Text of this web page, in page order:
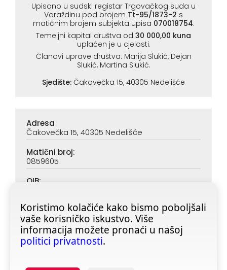
Koristimo kolačiće kako bismo poboljšali
vaše korisničko iskustvo. Više
informacija možete pronaći u našoj
politici privatnosti.
Upisano u sudski registar Trgovačkog suda u
Varaždinu pod brojem Tt-95/1873-2 s
matičnim brojem subjekta upisa 070018754.
Temeljni kapital društva od 30 000,00 kuna
uplaćen je u cjelosti.
Članovi uprave društva: Marija Slukić, Dejan
Slukić, Martina Slukić.
Sjedište: Čakovečka 15, 40305 Nedelišće
Adresa
Čakovečka 15, 40305 Nedelišće
Matični broj:
0859605
OIB:
IBAN (PBZ):
HR6923400091116020362
IBAN (ZABA):
HR4623600001101728355